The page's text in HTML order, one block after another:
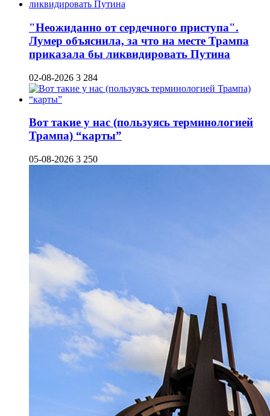
"Неожиданно от сердечного приступа".
Лумер объяснила, за что на месте Трампа
приказала бы ликвидировать Путина
02-08-2026 3 284
Вот такие у нас (пользуясь терминологией
Трампа) “карты”
05-08-2026 3 250